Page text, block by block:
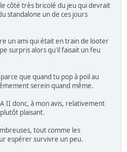
côté très bricolé du jeu qui devrait
standalone un de ces jours
un ami qui était en train de looter
surpris alors qu'il faisait un feu
que quand tu pop à poil au
serein quand même.
II donc, à mon avis, relativement
plaisant.
tout comme les
espérer survivre un peu.